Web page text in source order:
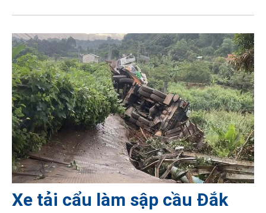
Xe tải cẩu làm sập cầu Đắk